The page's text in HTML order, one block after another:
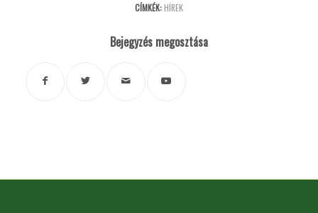
CÍMKÉK: HÍREK
Bejegyzés megosztása